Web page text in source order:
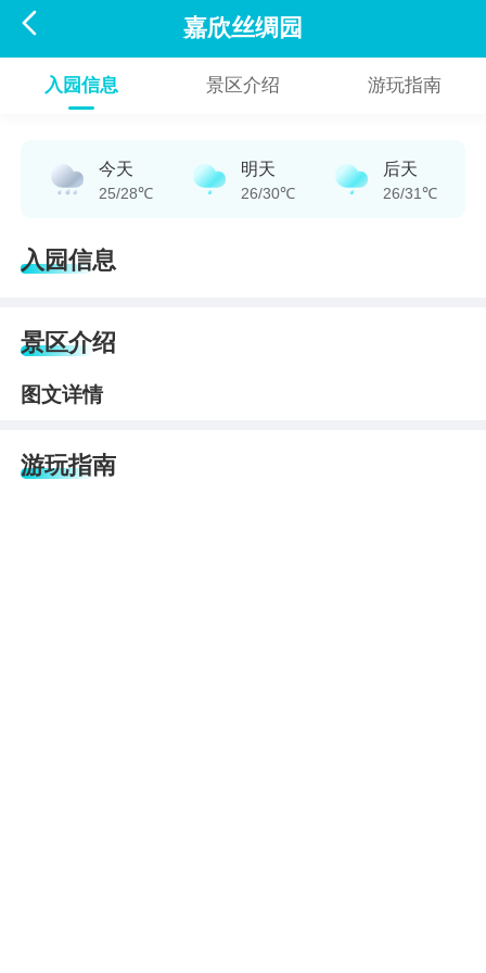
 嘉欣丝绸园
入园信息 景区介绍 游玩指南
今天
25/28℃
明天
26/30℃
后天
26/31℃
入园信息
景区介绍
图文详情
游玩指南